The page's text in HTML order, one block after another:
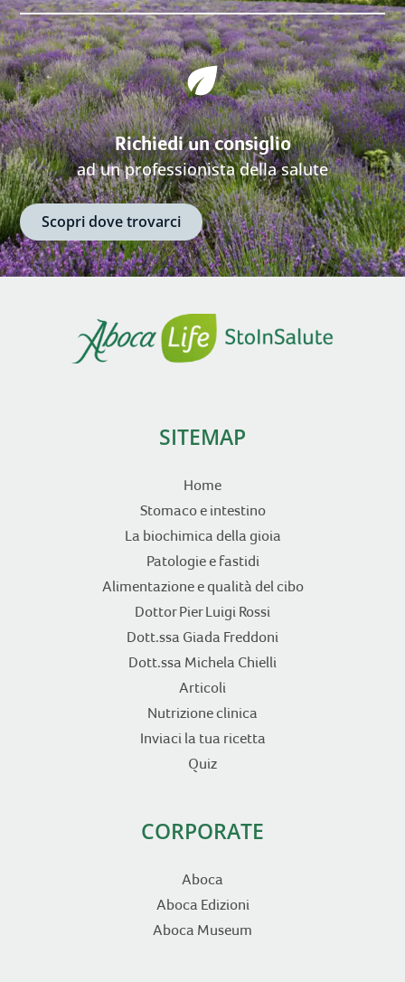
Richiedi un consiglio
ad un professionista della salute
Scopri dove trovarci
SITEMAP
Home
Stomaco e intestino
La biochimica della gioia
Patologie e fastidi
Alimentazione e qualità del cibo
Dottor Pier Luigi Rossi
Dott.ssa Giada Freddoni
Dott.ssa Michela Chielli
Articoli
Nutrizione clinica
Inviaci la tua ricetta
Quiz
CORPORATE
Aboca
Aboca Edizioni
Aboca Museum